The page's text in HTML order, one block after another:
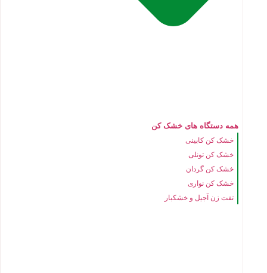
همه دستگاه های خشک کن
خشک کن کابینی
خشک کن تونلی
خشک کن گردان
خشک کن نواری
تفت زن آجیل و خشکبار